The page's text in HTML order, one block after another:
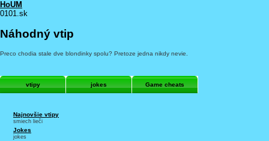
HoUM
0101.sk
Náhodný vtip
Preco chodia stale dve blondinky spolu? Pretoze jedna nikdy nevie.
vtipy jokes Game cheats
Najnovšie vtipy
smiech lieči
Jokes
jokes